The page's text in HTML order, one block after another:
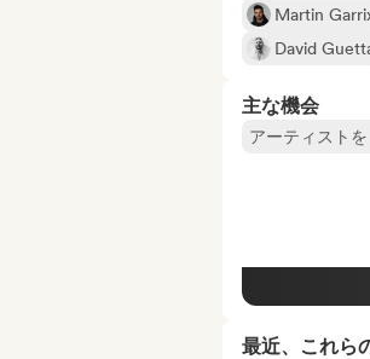
Martin
David
主な機会
アーティスト
最近、これら